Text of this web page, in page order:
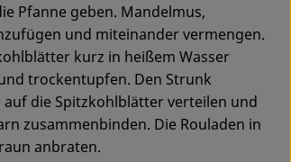
Pfanne geben. Mandelmus,
und miteinander vermengen.
kurz in heißem Wasser
trockentupfen. Den Strunk
die Spitzkohlblätter verteilen und
zusammenbinden. Die Rouladen in
anbraten.